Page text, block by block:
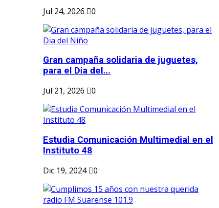
Jul 24, 2026
0
Gran campaña solidaria de juguetes,
para el Dia del...
Jul 21, 2026
0
Estudia Comunicación Multimedial en el
Instituto 48
Dic 19, 2024
0